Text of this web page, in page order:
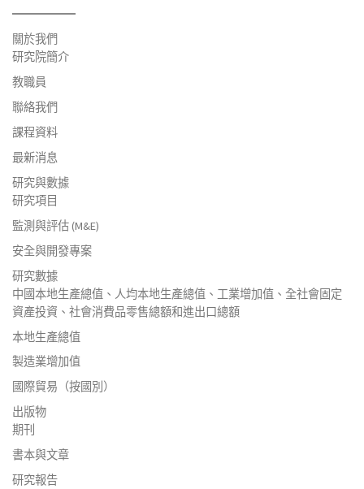
關於我們
研究院簡介
教職員
聯絡我們
課程資料
最新消息
研究與數據
研究項目
監測與評估 (M&E)
安全與開發專案
研究數據
中國本地生產總值、人均本地生產總值、工業增加值、全社會固定
資產投資、社會消費品零售總額和進出口總額
本地生產總值
製造業增加值
國際貿易（按國別）
出版物
期刊
書本與文章
研究報告